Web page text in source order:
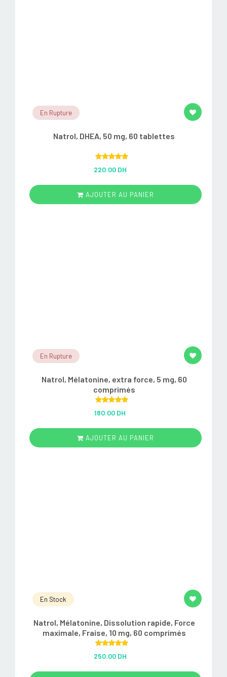
En Rupture
Natrol, DHEA, 50 mg, 60 tablettes
out of 5
220.00 DH
AJOUTER AU PANIER
En Rupture
Natrol, Mélatonine, extra force, 5 mg, 60
comprimés
out of 5
180.00 DH
AJOUTER AU PANIER
En Stock
Natrol, Mélatonine, Dissolution rapide, Force
maximale, Fraise, 10 mg, 60 comprimés
out of 5
250.00 DH